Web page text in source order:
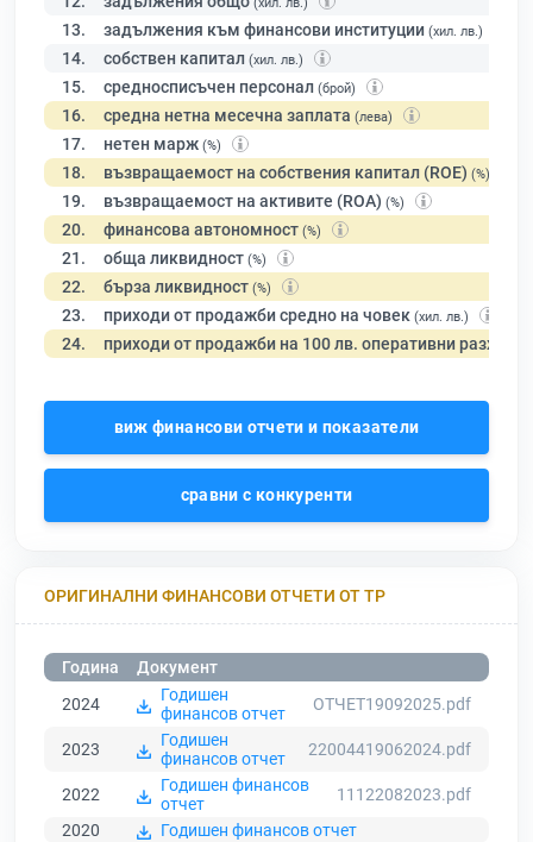
(хил. лв.)
13. задължения към финансови институции (хил. лв.)
14. собствен капитал (хил. лв.)
15. средносписъчен персонал (брой)
16. средна нетна месечна заплата (лева)
17. нетен марж (%)
18. възвращаемост на собствения капитал (ROE) (%)
19. възвращаемост на активите (ROA) (%)
20. финансова автономност (%)
21. обща ликвидност (%)
22. бърза ликвидност (%)
23. приходи от продажби средно на човек (хил. лв.)
24. приходи от продажби на 100 лв. оперативни разходи
виж финансови отчети и показатели
сравни с конкуренти
ОРИГИНАЛНИ ФИНАНСОВИ ОТЧЕТИ ОТ ТР
Година
Документ
2024
Годишен
финансов отчет
ОТЧЕТ19092025.pdf
2023
Годишен
финансов отчет
22004419062024.pdf
2022
Годишен финансов
отчет
11122082023.pdf
2020
Годишен финансов отчет